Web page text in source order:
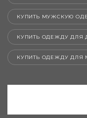
КУПИТЬ МУЖСКУЮ
КУПИТЬ ОДЕЖДУ ДЛЯ
КУПИТЬ ОДЕЖДУ ДЛЯ